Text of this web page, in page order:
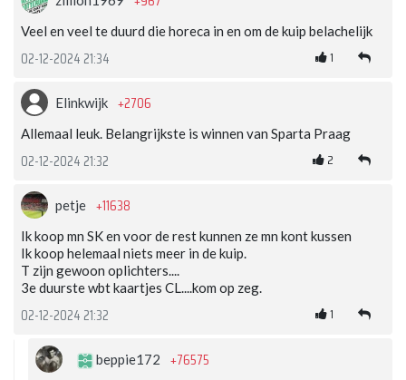
Veel en veel te duurd die horeca in en om de kuip belachelijk
02-12-2024 21:34 1
Elinkwijk +2706
Allemaal leuk. Belangrijkste is winnen van Sparta Praag
02-12-2024 21:32 2
petje +11638
Ik koop mn SK en voor de rest kunnen ze mn kont kussen
Ik koop helemaal niets meer in de kuip.
T zijn gewoon oplichters....
3e duurste wbt kaartjes CL....kom op zeg.
02-12-2024 21:32 1
beppie172 +76575